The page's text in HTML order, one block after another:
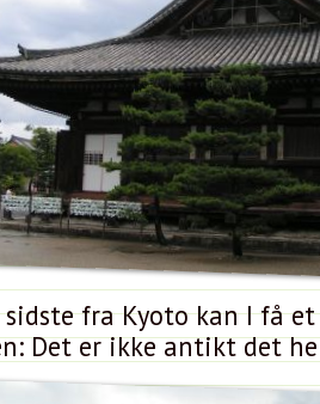
sidste fra Kyoto kan I få
Det er ikke antikt det